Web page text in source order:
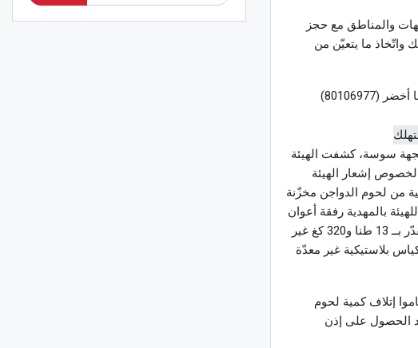
والمناطق مع حجز
واتّخاذ ما يتعيّن من
وتضع الهيئة الوطنية للسلامة الصحية للمنتجات الغذائية على ذمة العموم رقما أخضر (80106977)
بجهة سوسة، كشفت الهيئة
الخصوص إشعار الهيئة
كمية من لحوم الدواجن مخزّنة
بالمهدية رفقة أعوان
الأمن إلى المكان المعني حيث تبيّن وجود كمية من لحوم الدواجن المجمّدة تقدّر بــ 13 طنا و320 كغ غير
بلاستيكية غير معدّة
إتلاف كمية لحوم
وذلك بعد الحصول على إذن